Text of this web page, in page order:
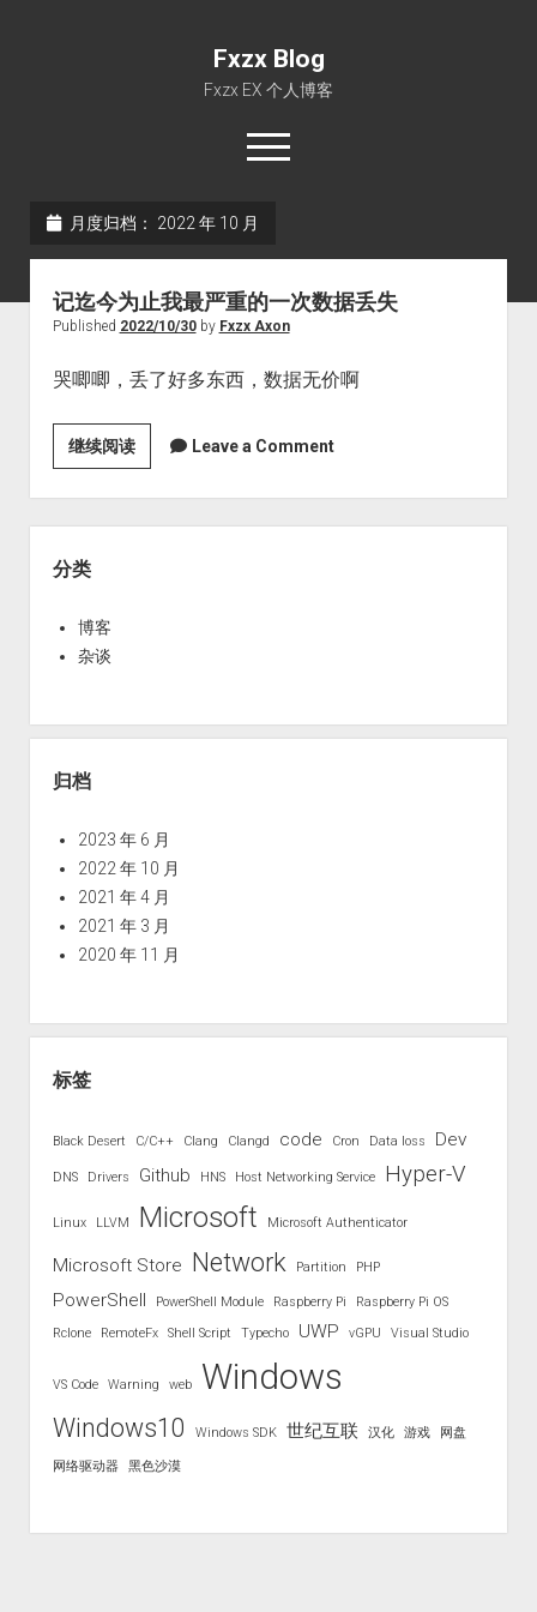
Fxzx Blog
Fxzx EX 个人博客
open
menu
文章
月度归档： 2022 年 10 月
记迄今为止我最严重的一次数据丢失
Published 2022/10/30by Fxzx Axon
哭唧唧，丢了好多东西，数据无价啊
继续阅读记
迄
今
为
丢
失
Leave a Comment
分类
博客
杂谈
归档
2023 年 6 月
2022 年 10 月
2021 年 4 月
2021 年 3 月
2020 年 11 月
标签
Black Desert C/C++ Clang Clangd code Cron Data loss Dev
DNS Drivers Github HNS Host Networking Service Hyper-V
Linux LLVM Microsoft Microsoft Authenticator
Microsoft Store Network Partition PHP
PowerShell PowerShell Module Raspberry Pi
Raspberry Pi OS
Rclone
RemoteFx Shell Script Typecho UWP vGPU Visual Studio
VS Code Warning web Windows
Windows10 Windows SDK 世纪互联 汉化 游戏 网盘
网络驱动器 黑色沙漠